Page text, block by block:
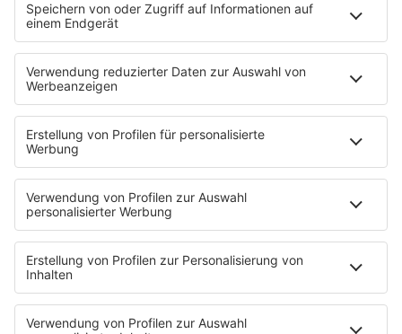
PROGRAMM
Sendungen
Moderatoren
Podcasts
Hells Bells
Musikwunsch
AKTIONEN
Backstagebereich
King of BOB
Beichtstuhl
Neuerscheinung
Newcomer